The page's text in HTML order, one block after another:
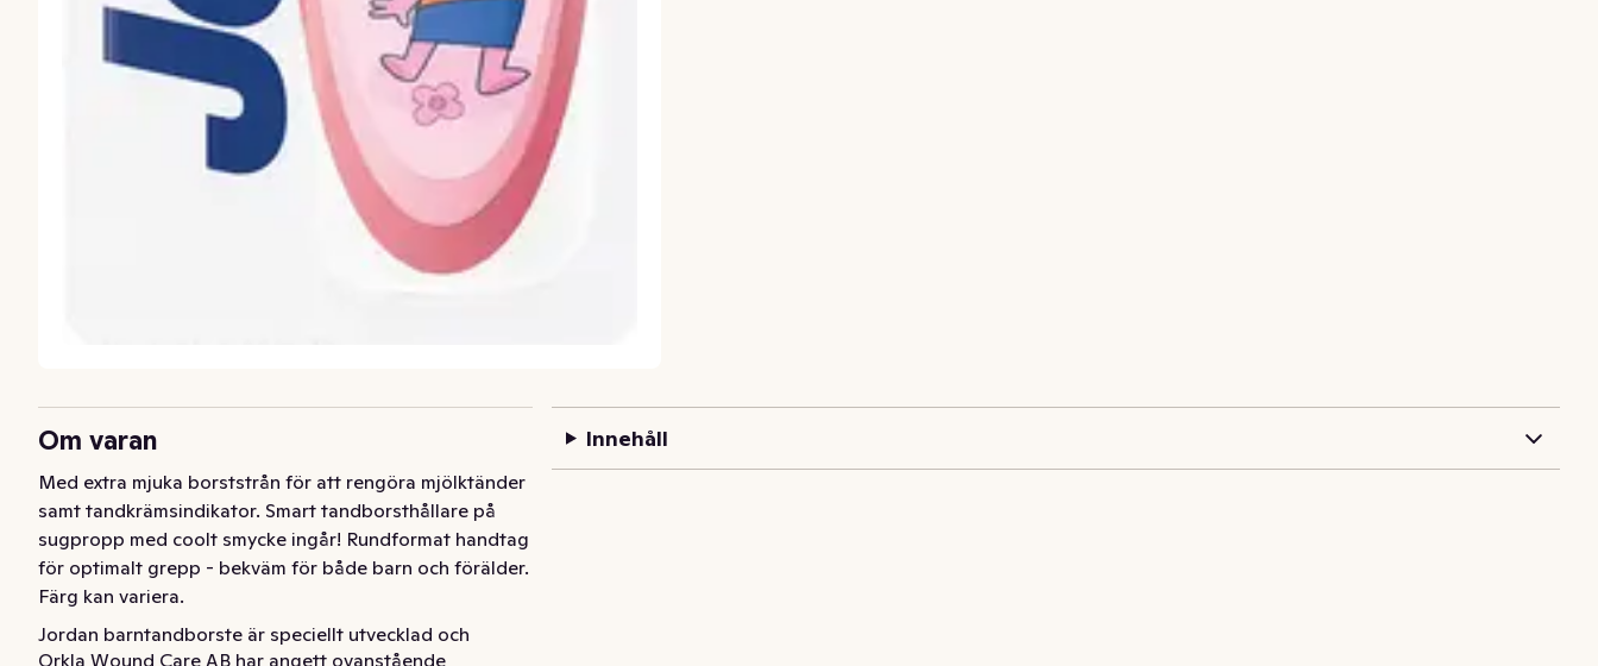
Om varan
Med extra mjuka borststrån för att rengöra mjölktänder
samt tandkrämsindikator. Smart tandborsthållare på
sugpropp med coolt smycke ingår! Rundformat handtag
för optimalt grepp - bekväm för både barn och förälder.
Färg kan variera.
Jordan barntandborste är speciellt utvecklad och
Orkla Wound Care AB har angett ovanstående
Innehåll